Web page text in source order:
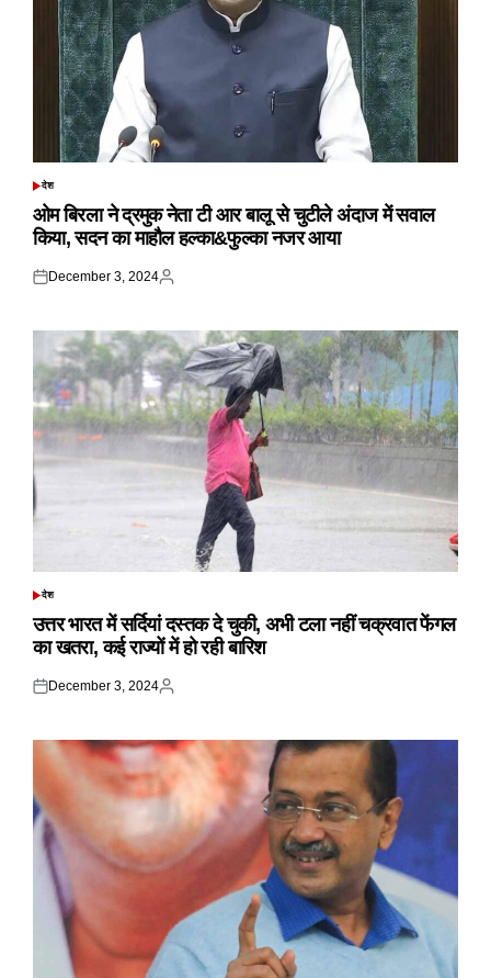
POSTED
देश
ओम बिरला ने द्रमुक नेता टी आर बालू से चुटीले अंदाज में सवाल
किया, सदन का माहौल हल्का&फुल्का नजर आया
Posted
December 3, 2024
Posted
POSTED
देश
उत्तर भारत में सर्दियां दस्तक दे चुकी, अभी टला नहीं चक्रवात फेंगल
का खतरा, कई राज्यों में हो रही बारिश
Posted
December 3, 2024
Posted